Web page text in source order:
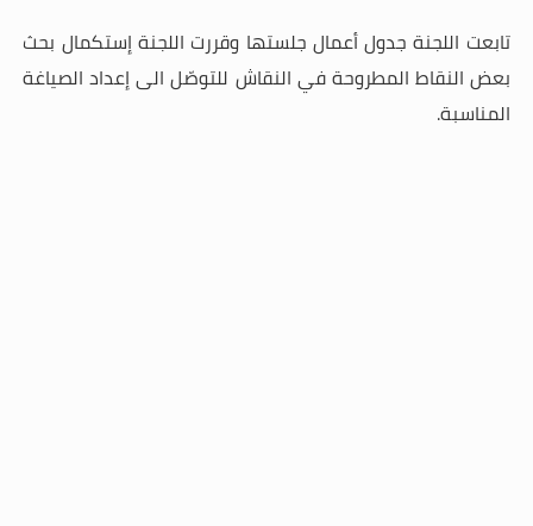
تابعت اللجنة جدول أعمال جلستها وقررت اللجنة إستكمال بحث
بعض النقاط المطروحة في النقاش للتوصّل الى إعداد الصياغة
المناسبة.